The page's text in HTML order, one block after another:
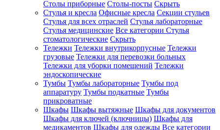
Столы приборные Столы-посты Скрыть
Стулья и кресла Офисные кресла Секции стульев
Стулья для всех отраслей Стулья лабораторные
Стулья медицинские Все категории Стулья
стоматологические Скрыть
Тележки Тележки внутрикорпусные Тележки
грузовые Тележки для перевозки больных
Тележки для уборки помещений Тележки
эндоскопические
Тумбы Тумбы лабораторные Тумбы под
аппаратуру Тумбы подкатные Тумбы
прикроватные
Шкафы Шкафы вытяжные Шкафы для документов
Шкафы для ключей (ключницы) Шкафы для
медикаментов Шкафы для одежды Все категории